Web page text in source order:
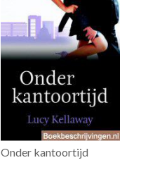
Onder kantoortijd